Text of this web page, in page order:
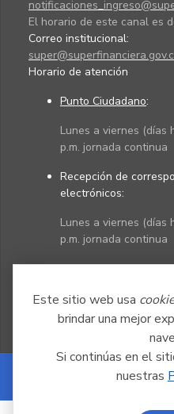
Este sitio web usa
brindar una mejor
Si continúas en el
nuestras
El horario de este canal es
Correo institucional:
Horario de atención
Punto Ciudadano:
Lunes a viernes (días
p.m. jornada continua
Recepción de
electrónicos:
Lunes a viernes (días
p.m. jornada continua